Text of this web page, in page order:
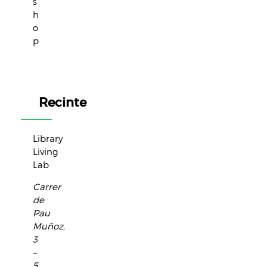
h
o
p
Recinte
Library
Living
Lab
Carrer
de
Pau
Muñoz,
3
–